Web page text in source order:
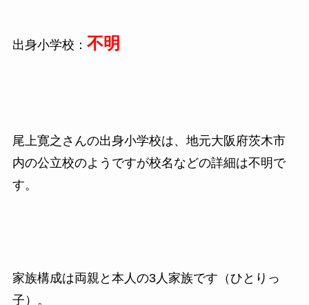
出身小学校： 不明
尾上寛之さんの出身小学校は、地元大阪府茨木市
内の公立校のようですが校名などの詳細は不明で
す。
家族構成は両親と本人の3人家族です（ひとりっ
子）。